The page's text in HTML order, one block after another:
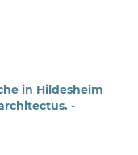
in Hildesheim
-